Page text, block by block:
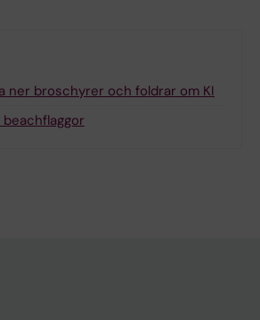
ner broschyrer och foldrar om KI